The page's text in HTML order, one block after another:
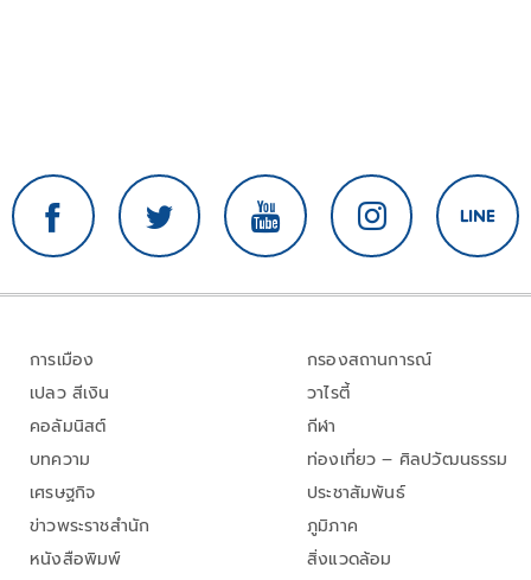
การเมือง
เปลว สีเงิน
คอลัมนิสต์
บทความ
เศรษฐกิจ
ข่าวพระราชสำนัก
หนังสือพิมพ์
กรองสถานการณ์
วาไรตี้
กีฬา
ท่องเที่ยว – ศิลปวัฒนธรรม
ประชาสัมพันธ์
ภูมิภาค
สิ่งแวดล้อม